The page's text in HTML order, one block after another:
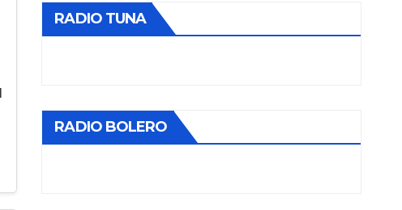
RADIO TUNA
RADIO BOLERO